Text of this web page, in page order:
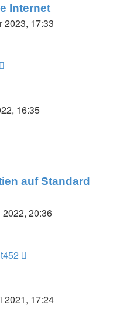
Internet
2023, 17:33
16:35
auf Standard
2022, 20:36
2021, 17:24